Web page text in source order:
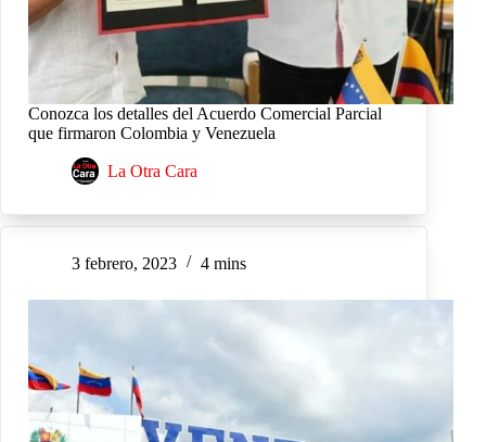
Conozca los detalles del Acuerdo Comercial Parcial
que firmaron Colombia y Venezuela
La Otra Cara
3 febrero, 2023 4 mins